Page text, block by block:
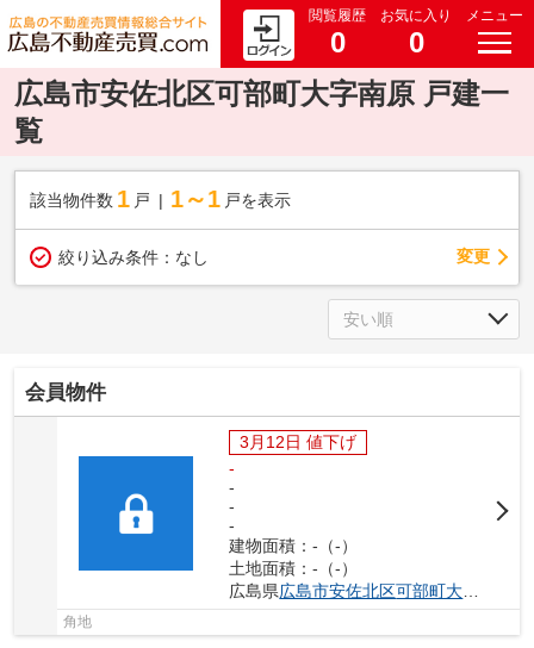
閲覧履歴
0
お気に入り
0
メニュー
広島市安佐北区可部町大字南原 戸建一
覧
該当物件数 1 戸 1～1 戸を表示
絞り込み条件： なし 変更
会員物件
3月12日 値下げ
-
-
-
-
建物面積：-（-）
土地面積：-（-）
広島県広島市安佐北区可部町大字南原
角地